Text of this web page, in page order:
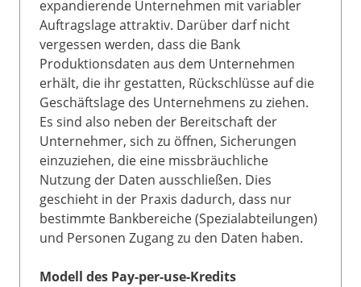
expandierende Unternehmen mit variabler
Auftragslage attraktiv. Darüber darf nicht
vergessen werden, dass die Bank
Produktionsdaten aus dem Unternehmen
erhält, die ihr gestatten, Rückschlüsse auf die
Geschäftslage des Unternehmens zu ziehen.
Es sind also neben der Bereitschaft der
Unternehmer, sich zu öffnen, Sicherungen
einzuziehen, die eine missbräuchliche
Nutzung der Daten ausschließen. Dies
geschieht in der Praxis dadurch, dass nur
bestimmte Bankbereiche (Spezialabteilungen)
und Personen Zugang zu den Daten haben.
Modell des Pay-per-use-Kredits